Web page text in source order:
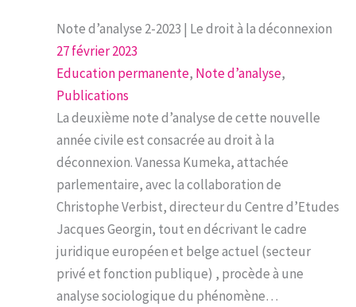
Note d’analyse 2-2023 | Le droit à la déconnexion
27 février 2023
Education permanente, Note d’analyse
Publications
La deuxième note d’analyse de cette nouvelle
année civile est consacrée au droit à la
déconnexion. Vanessa Kumeka, attachée
parlementaire, avec la collaboration de
Christophe Verbist, directeur du Centre d’Etudes
Jacques Georgin, tout en décrivant le cadre
juridique européen et belge actuel (secteur
privé et fonction publique) , procède à une
analyse sociologique du phénomène…